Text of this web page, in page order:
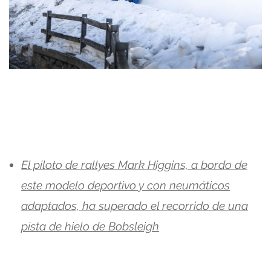
El piloto de rallyes Mark Higgins, a bordo de
este modelo deportivo y con neumáticos
adaptados, ha superado el recorrido de una
pista de hielo de Bobsleigh